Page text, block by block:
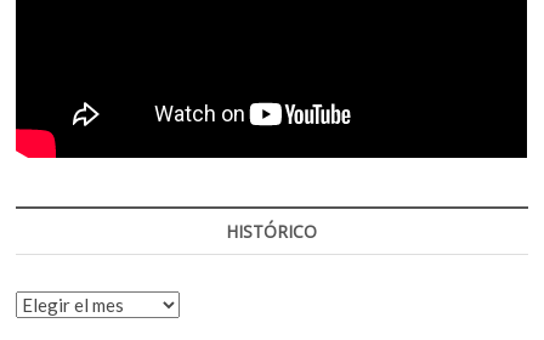
HISTÓRICO
HISTÓRICO